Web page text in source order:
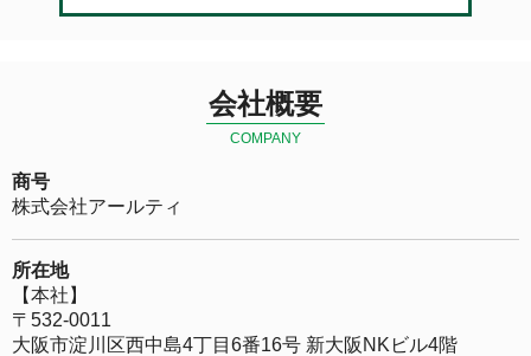
会社概要
COMPANY
商号
株式会社アールティ
所在地
【本社】
〒532-0011
大阪市淀川区西中島4丁目6番16号 新大阪NKビル4階